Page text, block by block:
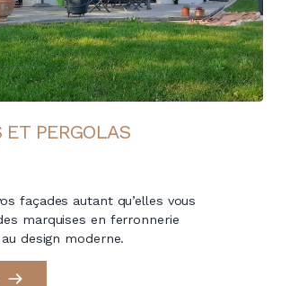
ET PERGOLAS
façades autant qu’elles vous
marquises en ferronnerie
design moderne.